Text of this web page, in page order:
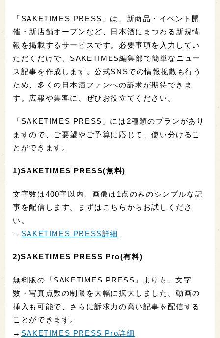
「SAKETIMES PRESS」は、新商品・イベント開
催・新店舗オープンなど、日本酒にまつわる新規情
報を掲載するサービスです。必要事項を入力してい
ただくだけで、SAKETIMES編集部で簡単なニュー
ス記事を作成します。公式SNSでの情報拡散も行う
ため、多くの日本酒ファンへの訴求が期待できま
す。広報や集客に、ぜひお役立てください。
「SAKETIMES PRESS」には2種類のプランがあり
ますので、ご要望やご予算に応じて、使い分けるこ
とができます。
1)SAKETIMES PRESS(無料)
文字数は400字以内、画像は1点のみのシンプルな記
事を配信します。まずはこちらからお試しくださ
い。
→ SAKETIMES PRESS詳細
2)SAKETIMES PRESS Pro(有料)
無料版の「SAKETIMES PRESS」よりも、文字
数・写真点数の制限を大幅に拡大しました。動画の
挿入も可能で、さらに訴求力の高い記事を配信する
ことができます。
→ SAKETIMES PRESS Pro詳細